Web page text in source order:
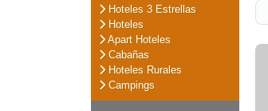
Hoteles 3 Estrellas
Hoteles
Apart Hoteles
Cabañas
Hoteles Rurales
Campings